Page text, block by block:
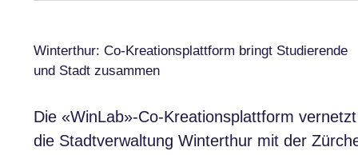
Winterthur: Co-Kreationsplattform bringt Studierende
und Stadt zusammen
Die «WinLab»-Co-Kreationsplattform vernetzt
die Stadtverwaltung Winterthur mit der